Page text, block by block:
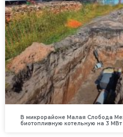
В микрорайоне Малая Слобода
биотопливную котельную на 3 МВт